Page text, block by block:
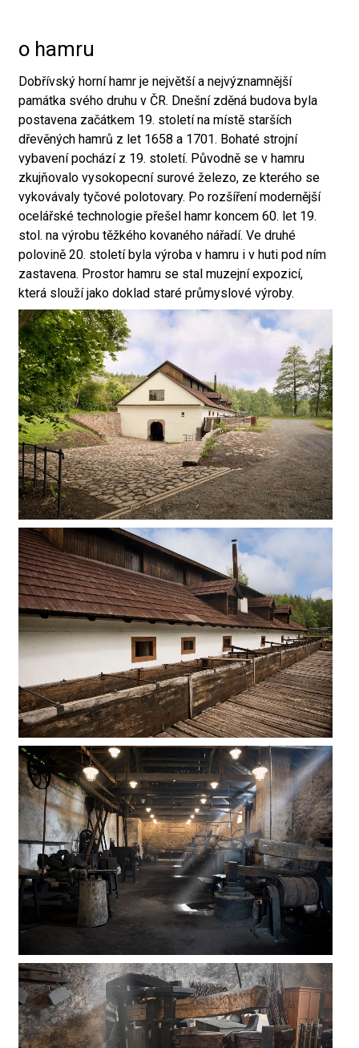
o hamru
Dobřívský horní hamr je největší a nejvýznamnější
památka svého druhu v ČR. Dnešní zděná budova byla
postavena začátkem 19. století na místě starších
dřevěných hamrů z let 1658 a 1701. Bohaté strojní
vybavení pochází z 19. století. Původně se v hamru
zkujňovalo vysokopecní surové železo, ze kterého se
vykovávaly tyčové polotovary. Po rozšíření modernější
ocelářské technologie přešel hamr koncem 60. let 19.
stol. na výrobu těžkého kovaného nářadí. Ve druhé
polovině 20. století byla výroba v hamru i v huti pod ním
zastavena. Prostor hamru se stal muzejní expozicí,
která slouží jako doklad staré průmyslové výroby.